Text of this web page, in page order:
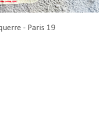
- Paris 19